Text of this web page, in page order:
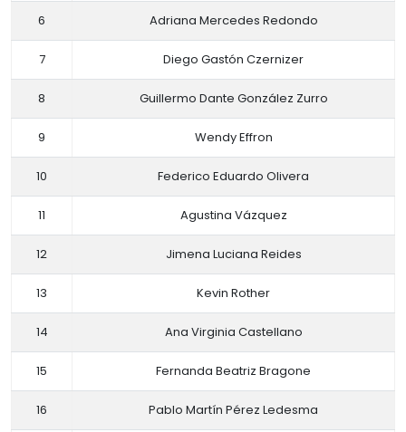
6 Adriana Mercedes Redondo
7 Diego Gastón Czernizer
8 Guillermo Dante González Zurro
9 Wendy Effron
10 Federico Eduardo Olivera
11 Agustina Vázquez
12 Jimena Luciana Reides
13 Kevin Rother
14 Ana Virginia Castellano
15 Fernanda Beatriz Bragone
16 Pablo Martín Pérez Ledesma